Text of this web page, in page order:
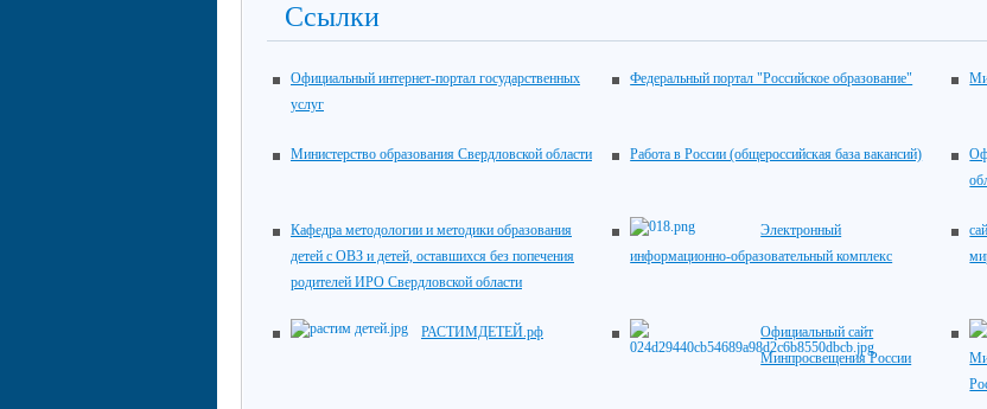
Ссылки
Официальный интернет-портал государственных
услуг
Федеральный портал "Российское образование"
Министерство образования Свердловской области Работа в России (общероссийская база вакансий)
Кафедра методологии и методики образования
детей с ОВЗ и детей, оставшихся без попечения
родителей ИРО Свердловской области
Электронный
информационно-образовательный комплекс
РАСТИМДЕТЕЙ.рф
Официальный сайт
Минпросвещения России